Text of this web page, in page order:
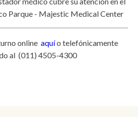
Parque - Majestic Medical Center
online aquío telefónicamente
al (011) 4505-4300